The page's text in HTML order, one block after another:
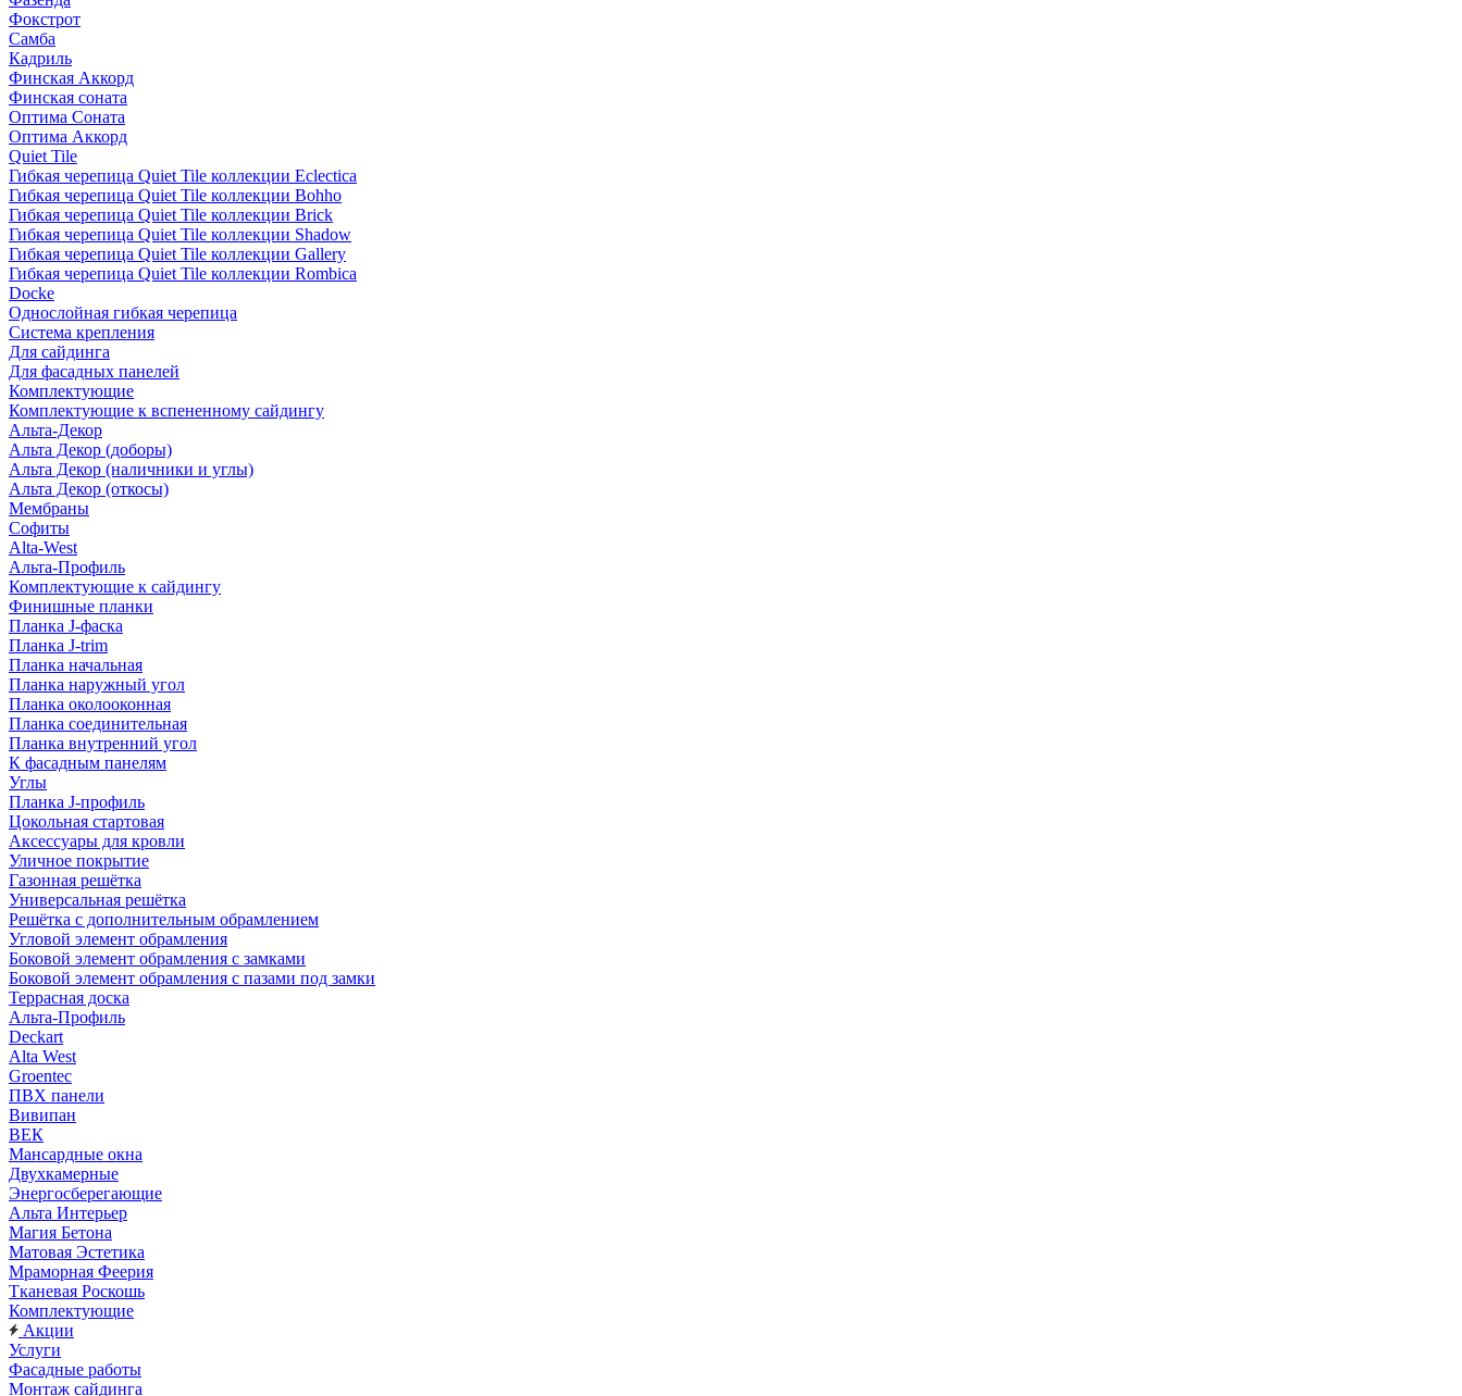
Фокстрот
Самба
Кадриль
Финская Аккорд
Финская соната
Оптима Соната
Оптима Аккорд
Quiet Tile
Гибкая черепица Quiet Tile коллекции Eclectica
Гибкая черепица Quiet Tile коллекции Bohho
Гибкая черепица Quiet Tile коллекции Brick
Гибкая черепица Quiet Tile коллекции Shadow
Гибкая черепица Quiet Tile коллекции Gallery
Гибкая черепица Quiet Tile коллекции Rombica
Docke
Однослойная гибкая черепица
Система крепления
Для сайдинга
Для фасадных панелей
Комплектующие
Комплектующие к вспененному сайдингу
Альта-Декор
Альта Декор (доборы)
Альта Декор (наличники и углы)
Альта Декор (откосы)
Мембраны
Софиты
Alta-West
Альта-Профиль
Комплектующие к сайдингу
Финишные планки
Планка J-фаска
Планка J-trim
Планка начальная
Планка наружный угол
Планка околооконная
Планка соединительная
Планка внутренний угол
К фасадным панелям
Углы
Планка J-профиль
Цокольная стартовая
Аксессуары для кровли
Уличное покрытие
Газонная решётка
Универсальная решётка
Решётка с дополнительным обрамлением
Угловой элемент обрамления
Боковой элемент обрамления с замками
Боковой элемент обрамления с пазами под замки
Террасная доска
Альта-Профиль
Deckart
Alta West
Groentec
ПВХ панели
Вивипан
ВЕК
Мансардные окна
Двухкамерные
Энергосберегающие
Альта Интерьер
Магия Бетона
Матовая Эстетика
Мраморная Феерия
Тканевая Роскошь
Комплектующие
Акции
Услуги
Фасадные работы
Монтаж сайдинга